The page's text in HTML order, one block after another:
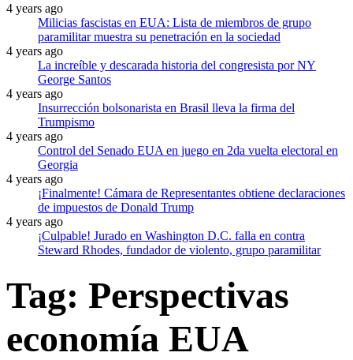
4 years ago
Milicias fascistas en EUA: Lista de miembros de grupo
paramilitar muestra su penetración en la sociedad
4 years ago
La increíble y descarada historia del congresista por NY
George Santos
4 years ago
Insurrección bolsonarista en Brasil lleva la firma del
Trumpismo
4 years ago
Control del Senado EUA en juego en 2da vuelta electoral en
Georgia
4 years ago
¡Finalmente! Cámara de Representantes obtiene declaraciones
de impuestos de Donald Trump
4 years ago
¡Culpable! Jurado en Washington D.C. falla en contra
Steward Rhodes, fundador de violento, grupo paramilitar
Tag: Perspectivas
economía EUA